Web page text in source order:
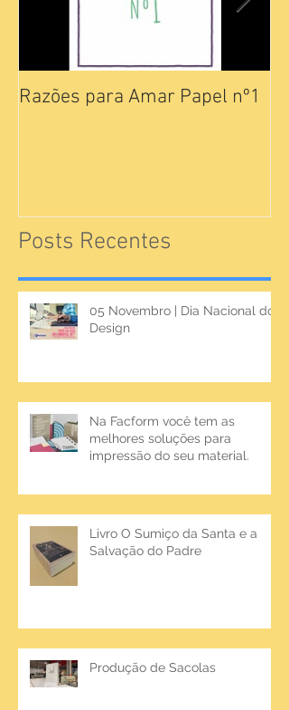
Razões para Amar Papel nº1
Posts Recentes
05 Novembro | Dia Nacional do
Design
Na Facform você tem as
melhores soluções para
impressão do seu material.
Livro O Sumiço da Santa e a
Salvação do Padre
Produção de Sacolas